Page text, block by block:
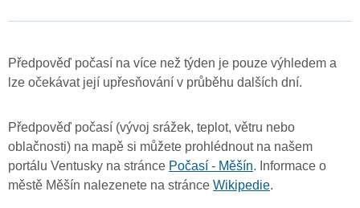
Předpověď počasí na více než týden je pouze výhledem a
lze očekávat její upřesňování v průběhu dalších dní.
Předpověď počasí (vývoj srážek, teplot, větru nebo
oblačnosti) na mapě si můžete prohlédnout na našem
portálu Ventusky na stránce Počasí - Měšín. Informace o
městě Měšín nalezenete na stránce Wikipedie.